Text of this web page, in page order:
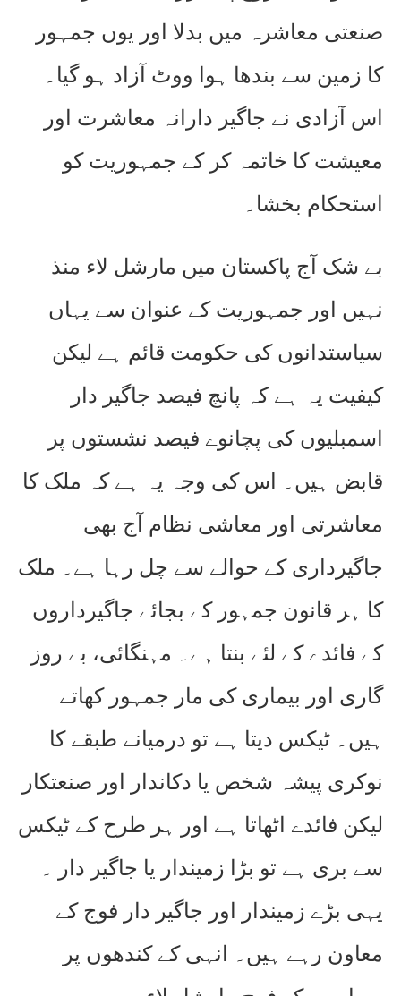
صنعتی معاشرہ میں بدلا اور یوں جمہور
کا زمین سے بندھا ہوا ووٹ آزاد ہو گیا۔
اس آزادی نے جاگیر دارانہ معاشرت اور
معیشت کا خاتمہ کر کے جمہوریت کو
استحکام بخشا۔
بے شک آج پاکستان میں مارشل لاء منذ
نہیں اور جمہوریت کے عنوان سے یہاں
سیاستدانوں کی حکومت قائم ہے لیکن
کیفیت یہ ہے کہ پانچ فیصد جاگیر دار
اسمبلیوں کی پچانوے فیصد نشستوں پر
قابض ہیں۔ اس کی وجہ یہ ہے کہ ملک کا
معاشرتی اور معاشی نظام آج بھی
جاگیرداری کے حوالے سے چل رہا ہے۔ ملک
کا ہر قانون جمہور کے بجائے جاگیرداروں
کے فائدے کے لئے بنتا ہے۔ مہنگائی، بے روز
گاری اور بیماری کی مار جمہور کھاتے
ہیں۔ ٹیکس دیتا ہے تو درمیانے طبقے کا
نوکری پیشہ شخص یا دکاندار اور صنعتکار
لیکن فائدے اٹھاتا ہے اور ہر طرح کے ٹیکس
سے بری ہے تو بڑا زمیندار یا جاگیر دار ۔
یہی بڑے زمیندار اور جاگیر دار فوج کے
معاون رہے ہیں۔ انہی کے کندھوں پر